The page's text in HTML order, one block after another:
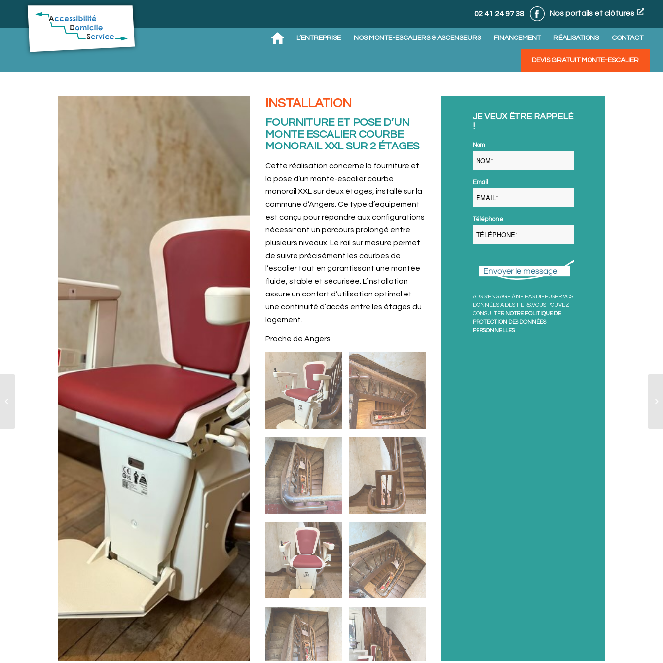
02 41 24 97 38 Nos portails et clôtures
L’ENTREPRISE NOS MONTE-ESCALIERS & ASCENSEURS FINANCEMENT RÉALISATIONS CONTACT
DEVIS GRATUIT MONTE-ESCALIER
INSTALLATION
FOURNITURE ET POSE D’UN
MONTE ESCALIER COURBE
MONORAIL XXL SUR 2 ÉTAGES
Cette réalisation concerne la fourniture et
la pose d’un monte-escalier courbe
monorail XXL sur deux étages, installé sur la
commune d’Angers. Ce type d’équipement
est conçu pour répondre aux configurations
nécessitant un parcours prolongé entre
plusieurs niveaux. Le rail sur mesure permet
de suivre précisément les courbes de
l’escalier tout en garantissant une montée
fluide, stable et sécurisée. L’installation
assure un confort d’utilisation optimal et
une continuité d’accès entre les étages du
logement.
Proche de Angers
JE VEUX ÊTRE RAPPELÉ
!
Nom
Email
Téléphone
Envoyer le message
ADS S'ENGAGE À NE PAS DIFFUSER VOS
DONNÉES À DES TIERS.VOUS POUVEZ
CONSULTER NOTRE POLITIQUE DE
PROTECTION DES DONNÉES
PERSONNELLES.
monorail siège coloris